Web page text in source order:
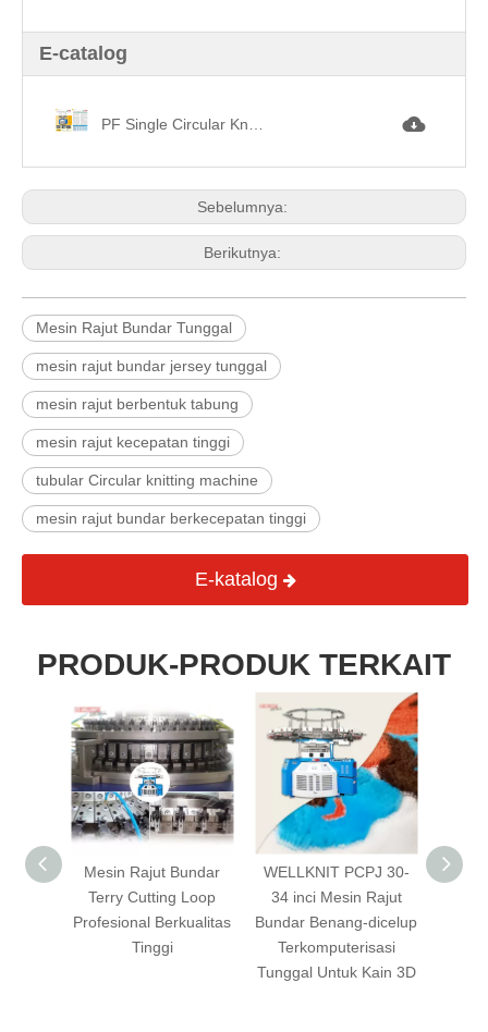
E-catalog
Sebelumnya:
Berikutnya:
Mesin Rajut Bundar Tunggal
mesin rajut bundar jersey tunggal
mesin rajut berbentuk tabung
mesin rajut kecepatan tinggi
tubular Circular knitting machine
mesin rajut bundar berkecepatan tinggi
E-katalog
PRODUK-PRODUK TERKAIT
Mesin
Mesin Rajut Bundar
Terry Cutting Loop
Profesional Berkualitas
Tinggi
WELLKNIT PCPJ 30-
34 inci Mesin Rajut
Bundar Benang-dicelup
Terkomputerisasi
Tunggal Untuk Kain 3D